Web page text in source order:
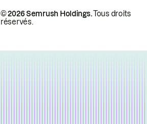
© 2026 Semrush Holdings.Tous droits
réservés.